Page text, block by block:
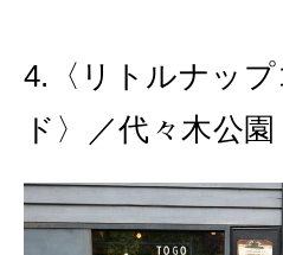
4.〈リトルナッ
ド〉／代々木公園